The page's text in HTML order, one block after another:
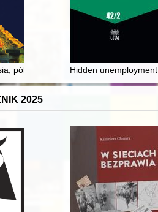
in the "Historia adversus
póki żyjemy!" : Żydowski ruch oporu
Hidden
2025